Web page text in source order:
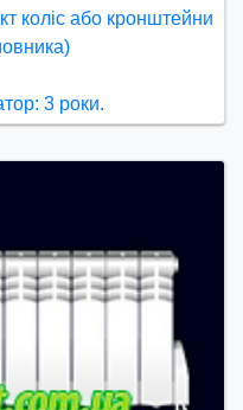
коліс або кронштейни
3 роки.